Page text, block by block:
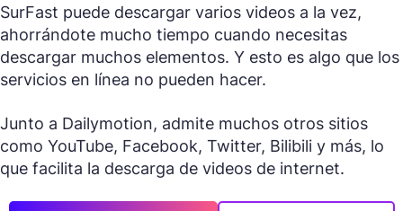
SurFast puede descargar varios videos a la vez,
ahorrándote mucho tiempo cuando necesitas
descargar muchos elementos. Y esto es algo que los
servicios en línea no pueden hacer.
Junto a Dailymotion, admite muchos otros sitios
como YouTube, Facebook, Twitter, Bilibili y más, lo
que facilita la descarga de videos de internet.